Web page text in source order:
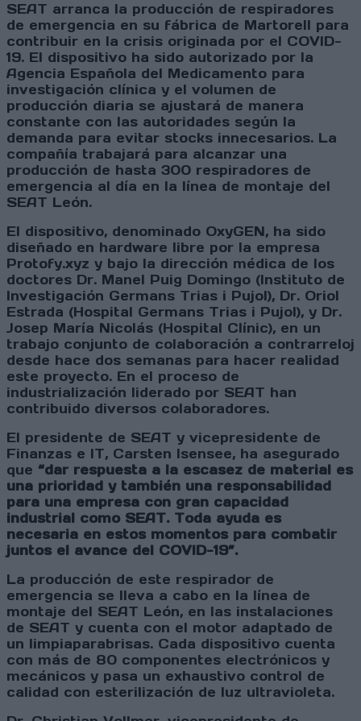
SEAT arranca la producción de respiradores
de emergencia en su fábrica de Martorell para
contribuir en la crisis originada por el COVID-
19. El dispositivo ha sido autorizado por la
Agencia Española del Medicamento para
investigación clínica y el volumen de
producción diaria se ajustará de manera
constante con las autoridades según la
demanda para evitar stocks innecesarios. La
compañía trabajará para alcanzar una
producción de hasta 300 respiradores de
emergencia al día en la línea de montaje del
SEAT León.
El dispositivo, denominado OxyGEN, ha sido
diseñado en hardware libre por la empresa
Protofy.xyz y bajo la dirección médica de los
doctores Dr. Manel Puig Domingo (Instituto de
Investigación Germans Trias i Pujol), Dr. Oriol
Estrada (Hospital Germans Trias i Pujol), y Dr.
Josep María Nicolás (Hospital Clínic), en un
trabajo conjunto de colaboración a contrarreloj
desde hace dos semanas para hacer realidad
este proyecto. En el proceso de
industrialización liderado por SEAT han
contribuido diversos colaboradores.
El presidente de SEAT y vicepresidente de
Finanzas e IT, Carsten Isensee, ha asegurado
que “dar respuesta a la escasez de material es
una prioridad y también una responsabilidad
para una empresa con gran capacidad
industrial como SEAT. Toda ayuda es
necesaria en estos momentos para combatir
juntos el avance del COVID-19”.
La producción de este respirador de
emergencia se lleva a cabo en la línea de
montaje del SEAT León, en las instalaciones
de SEAT y cuenta con el motor adaptado de
un limpiaparabrisas. Cada dispositivo cuenta
con más de 80 componentes electrónicos y
mecánicos y pasa un exhaustivo control de
calidad con esterilización de luz ultravioleta.